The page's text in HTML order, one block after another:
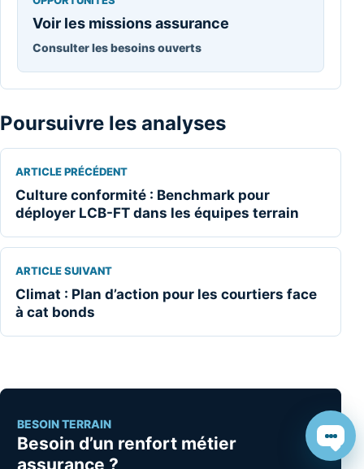
Voir les missions assurance
Consulter les besoins ouverts
Poursuivre les analyses
ARTICLE PRÉCÉDENT
Culture conformité : Benchmark pour
déployer LCB-FT dans les équipes terrain
ARTICLE SUIVANT
Climat : Plan d’action pour les courtiers face
à cat bonds
BESOIN TERRAIN
Besoin d’un renfort métier
assurance ?
Chat